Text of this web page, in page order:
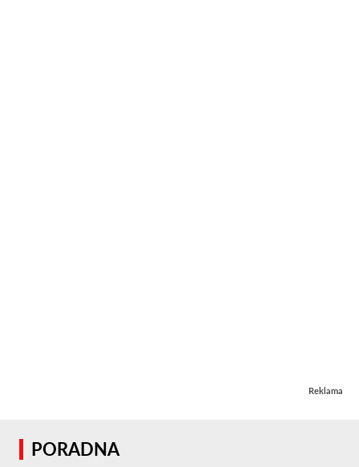
Reklama
PORADNA